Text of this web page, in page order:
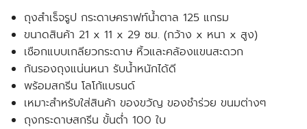
ถุงสำเร็จรูป กระดาษคราฟท์น้ำตาล 125 แกรม
ขนาดสินค้า 21 x 11 x 29 ซม. (กว้าง x หนา x สูง)
เชือกแบบเกลียวกระดาษ หิ้วและคล้องแขนสะดวก
ก้นรองถุงแน่นหนา รับน้ำหนักได้ดี
พร้อมสกรีน โลโก้แบรนด์
เหมาะสำหรับใส่สินค้า ของขวัญ ของชำร่วย ขนมต่างๆ
ถุงกระดาษสกรีน ขั้นต่ำ 100 ใบ